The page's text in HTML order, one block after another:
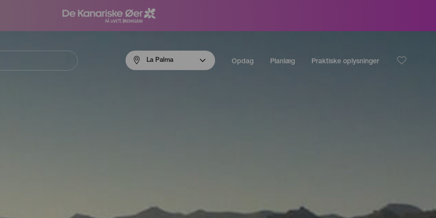
La Palma Opdag Planlæg Praktiske oplysninger